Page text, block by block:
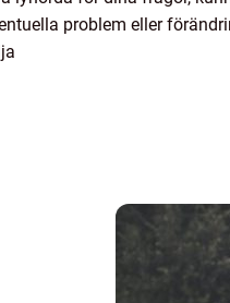
problem eller